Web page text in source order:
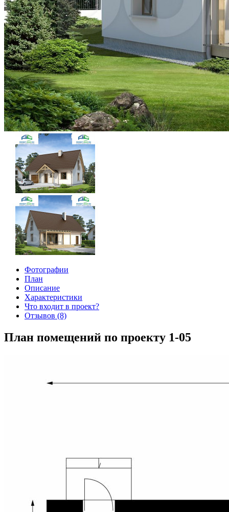
Фотографии
План
Описание
Характеристики
Что входит в проект?
Отзывов (8)
План помещений по проекту 1-05